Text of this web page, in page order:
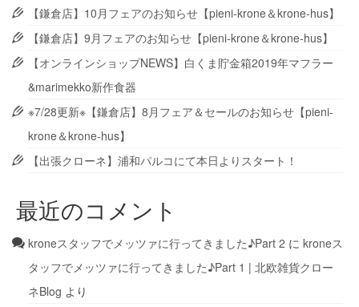
【鎌倉店】10月フェアのお知らせ【pieni-krone＆krone-hus】
【鎌倉店】9月フェアのお知らせ【pieni-krone＆krone-hus】
【オンラインショップNEWS】白くま貯金箱2019年マフラー
&marimekko新作食器
※7/28更新※【鎌倉店】8月フェア＆セールのお知らせ【pieni-
krone＆krone-hus】
【出張クローネ】浦和パルコにて本日よりスタート！
最近のコメント
kroneスタッフでメッツァに行ってきました♪Part 2 に kroneス
タッフでメッツァに行ってきました♪Part 1 | 北欧雑貨クロー
ネBlog より